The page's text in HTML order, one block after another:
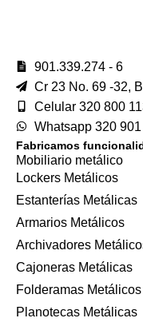
901.339.274 - 6
Cr 23 No. 69 -32,
Celular 320 800
Whatsapp 320
Fabricamos
Mobiliario metálico
Lockers Metálicos
Estanterías Metálicas
Armarios Metálicos
Archivadores
Cajoneras Metálicas
Folderamas Metálicos
Planotecas Metálicas